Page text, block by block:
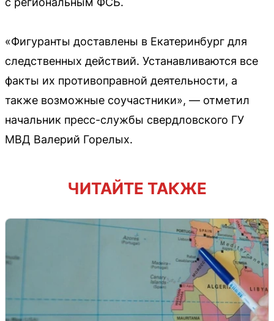
«Фигуранты доставлены в Екатеринбург для
следственных действий. Устанавливаются все
факты их противоправной деятельности, а
также возможные соучастники», — отметил
начальник пресс-службы свердловского ГУ
МВД Валерий Горелых.
ЧИТАЙТЕ ТАКЖЕ